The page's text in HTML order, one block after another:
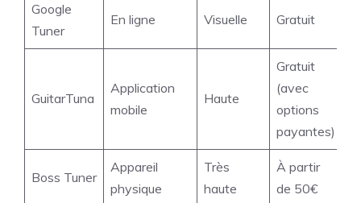
Google
Tuner
En ligne Visuelle Gratuit
GuitarTuna
Application
mobile
Haute
Gratuit
(avec
options
payantes)
Boss Tuner
Appareil
physique
Très
haute
À partir
de 50€